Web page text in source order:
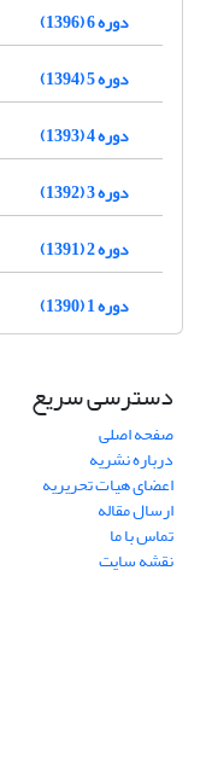
دوره 6 (1396)
دوره 5 (1394)
دوره 4 (1393)
دوره 3 (1392)
دوره 2 (1391)
دوره 1 (1390)
دسترسی سریع
صفحه اصلی
درباره نشریه
اعضای هیات تحریریه
ارسال مقاله
تماس با ما
نقشه سایت